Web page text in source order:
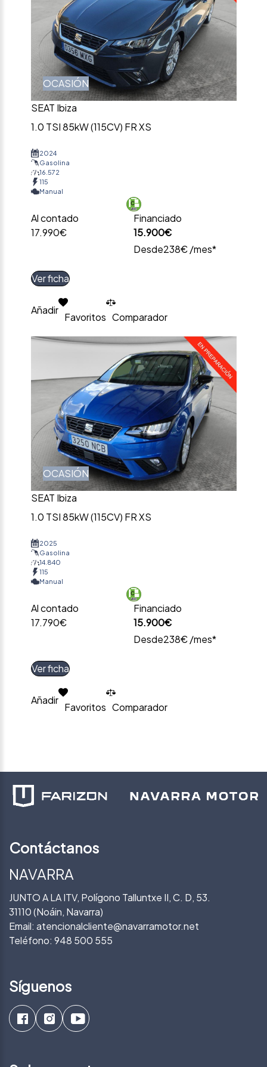
OCASIÓN
SEAT Ibiza
1.0 TSI 85kW (115CV) FR XS
2024
Gasolina
16.572
115
Manual
Al contado
17.990€
Financiado
15.900€
Desde238€ /mes*
Ver ficha
Añadir
Favoritos Comparador
OCASIÓN
SEAT Ibiza
1.0 TSI 85kW (115CV) FR XS
2025
Gasolina
14.840
115
Manual
Al contado
17.790€
Financiado
15.900€
Desde238€ /mes*
Ver ficha
Añadir
Favoritos Comparador
Contáctanos
NAVARRA
JUNTO A LA ITV, Polígono Talluntxe II, C. D, 53.
31110 (Noáin, Navarra)
Email: atencionalcliente@navarramotor.net
Teléfono: 948 500 555
Síguenos